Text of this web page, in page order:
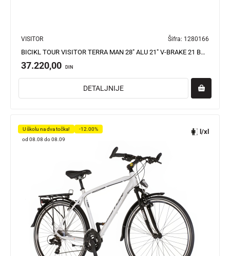
VISITOR Šifra: 1280166
BICIKL TOUR VISITOR TERRA MAN 28" ALU 21" V-BRAKE 21 BRZINA 167-192CM (L/XL) CRNO PLAVI
37.220,00 DIN
DETALJNIJE
U školu na dva točka!
-12.00%
od 08.08 do 08.09
l/xl